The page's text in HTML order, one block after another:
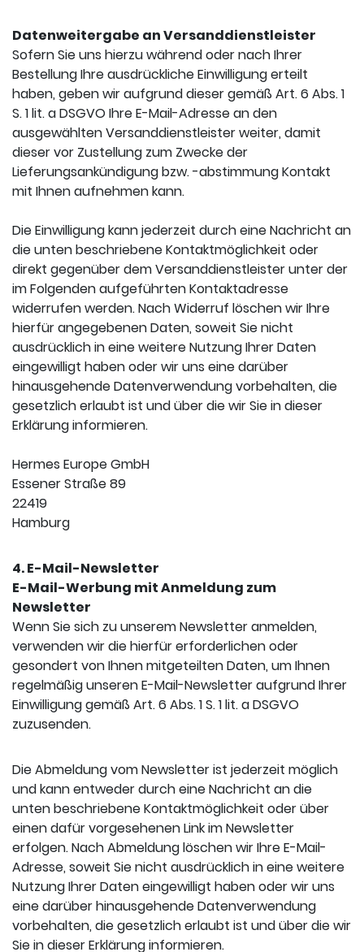
Datenweitergabe an Versanddienstleister
Sofern Sie uns hierzu während oder nach Ihrer
Bestellung Ihre ausdrückliche Einwilligung erteilt
haben, geben wir aufgrund dieser gemäß Art. 6 Abs. 1
S. 1 lit. a DSGVO Ihre E-Mail-Adresse an den
ausgewählten Versanddienstleister weiter, damit
dieser vor Zustellung zum Zwecke der
Lieferungsankündigung bzw. -abstimmung Kontakt
mit Ihnen aufnehmen kann.
Die Einwilligung kann jederzeit durch eine Nachricht an
die unten beschriebene Kontaktmöglichkeit oder
direkt gegenüber dem Versanddienstleister unter der
im Folgenden aufgeführten Kontaktadresse
widerrufen werden. Nach Widerruf löschen wir Ihre
hierfür angegebenen Daten, soweit Sie nicht
ausdrücklich in eine weitere Nutzung Ihrer Daten
eingewilligt haben oder wir uns eine darüber
hinausgehende Datenverwendung vorbehalten, die
gesetzlich erlaubt ist und über die wir Sie in dieser
Erklärung informieren.
Hermes Europe GmbH
Essener Straße 89
22419
Hamburg
4. E-Mail-Newsletter
E-Mail-Werbung mit Anmeldung zum
Newsletter
Wenn Sie sich zu unserem Newsletter anmelden,
verwenden wir die hierfür erforderlichen oder
gesondert von Ihnen mitgeteilten Daten, um Ihnen
regelmäßig unseren E-Mail-Newsletter aufgrund Ihrer
Einwilligung gemäß Art. 6 Abs. 1 S. 1 lit. a DSGVO
zuzusenden.
Die Abmeldung vom Newsletter ist jederzeit möglich
und kann entweder durch eine Nachricht an die
unten beschriebene Kontaktmöglichkeit oder über
einen dafür vorgesehenen Link im Newsletter
erfolgen. Nach Abmeldung löschen wir Ihre E-Mail-
Adresse, soweit Sie nicht ausdrücklich in eine weitere
Nutzung Ihrer Daten eingewilligt haben oder wir uns
eine darüber hinausgehende Datenverwendung
vorbehalten, die gesetzlich erlaubt ist und über die wir
Sie in dieser Erklärung informieren.